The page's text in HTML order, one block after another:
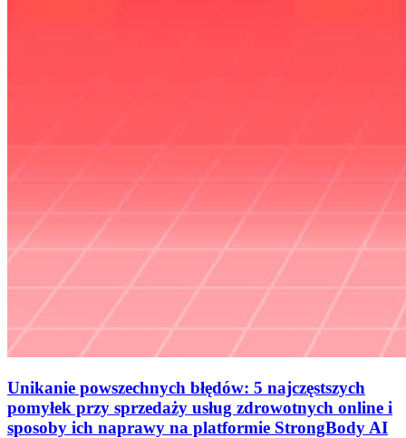
Unikanie powszechnych błędów: 5 najczęstszych
pomyłek przy sprzedaży usług zdrowotnych online i
sposoby ich naprawy na platformie StrongBody AI